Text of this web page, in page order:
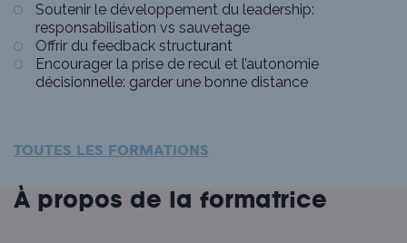
Soutenir le développement du leadership:
responsabilisation vs sauvetage
Offrir du feedback structurant
Encourager la prise de recul et l’autonomie
décisionnelle: garder une bonne distance
TOUTES LES FORMATIONS
À propos de la formatrice